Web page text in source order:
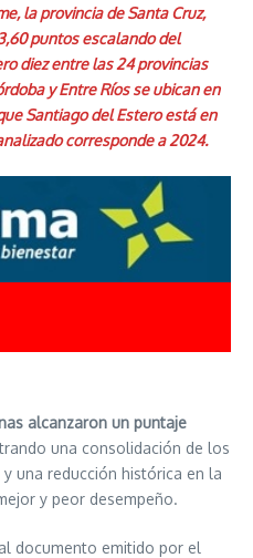
la provincia de Santa Cruz,
puntos escalando del
diez entre las 24 provincias
y Entre Ríos se ubican en
Santiago del Estero está en
corresponde a 2024.
alcanzaron un puntaje
una consolidación de los
una reducción histórica en la
y peor desempeño.
documento emitido por el